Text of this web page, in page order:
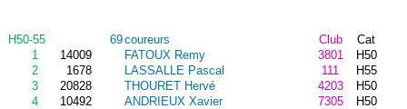
H50-55 69coureurs Club
Cat
1
14009 FATOUX Remy 3801
H50
2
1678 LASSALLE Pascal 111
H55
3
20828 THOURET Hervé 4203
H50
4
10492 ANDRIEUX Xavier 7305
H50